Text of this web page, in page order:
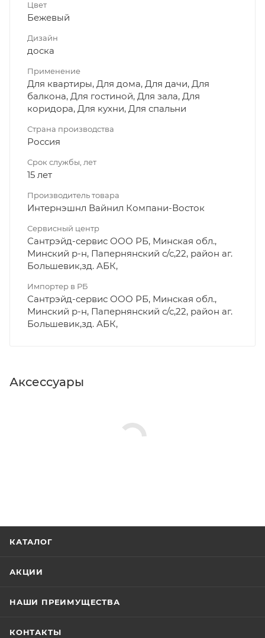
Цвет
Бежевый
Дизайн
доска
Применение
Для квартиры, Для дома, Для дачи, Для
балкона, Для гостиной, Для зала, Для
коридора, Для кухни, Для спальни
Страна производства
Россия
Срок службы, лет
15 лет
Производитель товара
Интернэшнл Вайнил Компани-Восток
Сервисный центр
Сантрэйд-сервис ООО РБ, Минская обл.,
Минский р-н, Папернянский с/с,22, район аг.
Большевик,зд. АБК,
Импортер в РБ
Сантрэйд-сервис ООО РБ, Минская обл.,
Минский р-н, Папернянский с/с,22, район аг.
Большевик,зд. АБК,
Аксессуары
КАТАЛОГ
АКЦИИ
НАШИ ПРЕИМУЩЕСТВА
КОНТАКТЫ